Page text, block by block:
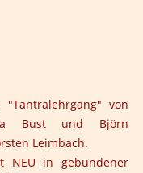
"Tantralehrgang" von
Bust und Björn
Leimbach.
NEU in gebundener